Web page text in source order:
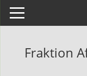
Toggle navigation
Fraktion